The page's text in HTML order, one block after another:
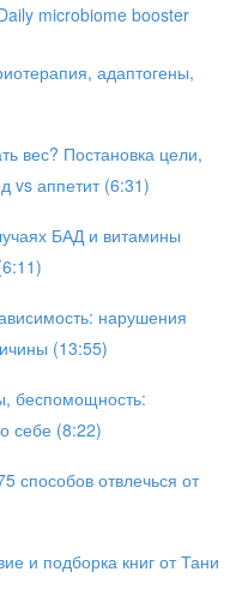
microbiome booster
адаптогены,
вес? Постановка цели,
vs аппетит (6:31)
БАД и витамины
нарушения
(13:55)
беспомощность:
себе (8:22)
способов отвлечься от
и подборка книг от Тани